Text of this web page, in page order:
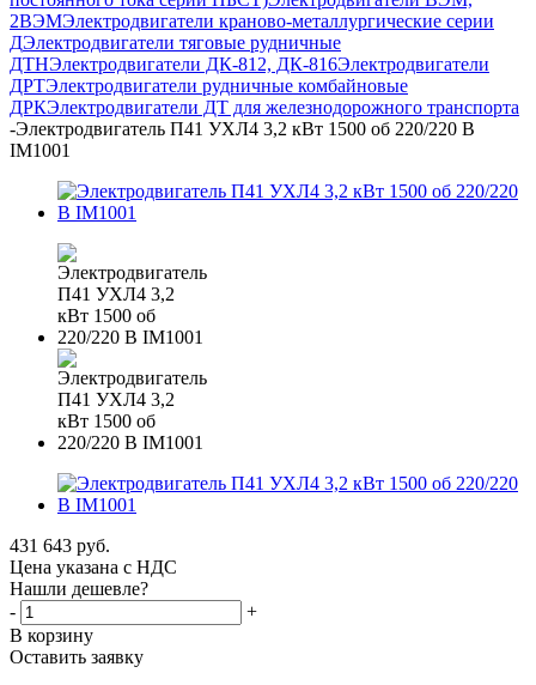
2ВЭМЭлектродвигатели краново-металлургические серии
ДЭлектродвигатели тяговые рудничные
ДТНЭлектродвигатели ДК-812, ДК-816Электродвигатели
ДРТЭлектродвигатели рудничные комбайновые
ДРКЭлектродвигатели ДТ для железнодорожного транспорта
-Электродвигатель П41 УХЛ4 3,2 кВт 1500 об 220/220 В
IM1001
431 643 руб.
Цена указана с НДС
Нашли дешевле?
-
+
В корзину
Оставить заявку